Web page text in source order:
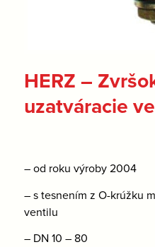
HERZ –
uzatváracie
– od roku výroby 2004
– s tesnením z O-krúžku
ventilu
– DN 10 – 80